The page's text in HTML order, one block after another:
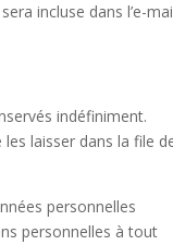
incluse dans l’e-
indéfiniment.
laisser dans la file
personnelles
personnelles à tout